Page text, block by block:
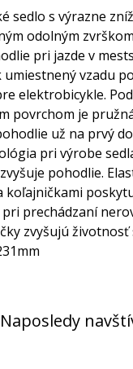
sedlo s výrazne
odolným
pri jazde v
umiestnený vzadu
elektrobicykle.
povrchom je
už na prvý
pri výrobe
pohodlie.
koľajničkami
prechádzaní
zvyšujú životnosť
Naposledy